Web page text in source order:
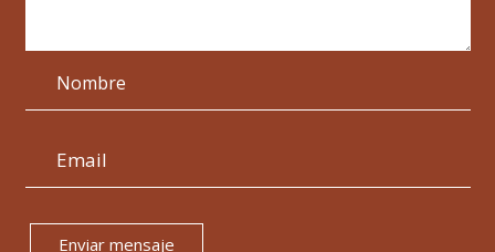
Enviar mensaje